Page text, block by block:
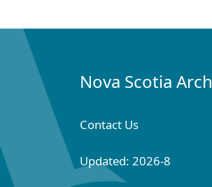
Nova Scotia
Contact Us
Updated: 2026-8